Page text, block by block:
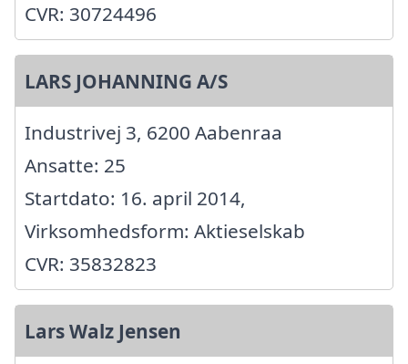
CVR: 30724496
LARS JOHANNING A/S
Industrivej 3, 6200 Aabenraa
Ansatte: 25
Startdato: 16. april 2014,
Virksomhedsform: Aktieselskab
CVR: 35832823
Lars Walz Jensen